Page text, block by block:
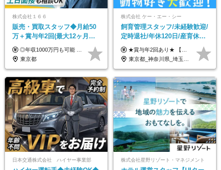
株式会社１６６
販売・買取スタッフ◆月給50
万＋賞与年2回(最大12ヶ月分
支給)◆前職給与保証◆年収
1000万可◆オープニング
◎年収1000万円も可能 ◎複雑な条件やノルマは一切なし！ 頑張った分だけシンプルに還元される給与体系です。 経験者の方には「前職給与保証」をお約束します！ ■月給50万円～80万円（役職手当を含む） ★平均月収：60～70万円程度 ★「〇件以上で支給」といった複雑な条件やノルマの縛りは一切ありません。 お客様に寄り添い、利益が出た分はしっかりとあなたの給与へ還元します！ ※経験・能力を考慮のうえ決定します。 ※試用期間3ヶ月あり。その間の待遇・給与に差異はありません。 ※上記の金額は固定残業代（20時間/5万円～）含んだ金額です。 超過分は別途記載します。
東京都
株式会社 ケー・エー・シー
飼育管理スタッフ/未経験歓迎/
定時退社/年休120日/産育休実
績あり/連休取得OK/賞与年2
回/急募求人
★賞与年2回あり★ 【未経験の方】月給20万7,750円～＋賞与年2回＋残業代全額支給＋交通費支給 【生物系大卒の方】月給21万3,750円～＋賞与年2回＋残業代全額支給＋交通費支給 ★手当が充実★ ・資格手当（実験動物技術者2級：月3,000円、1級：月7,000円） ・家族手当 ・住宅費用補助（転居を伴う転勤の場合：最大5年間支給） ・残業代全額支給 ※入社5年目程度で賞与4.6ヶ月分の支給実績あり ※月給の金額は、能力やスキルを考慮して決定します ※試用期間6ヶ月あり（雇用形態・給与・待遇に差異なし）
東京都_神奈川県_埼玉県_大阪府_愛知県_茨城県_三重県_京都府_佐賀県
日本交通株式会社 ハイヤー事業部 株式会社星野リゾート・マネジメント